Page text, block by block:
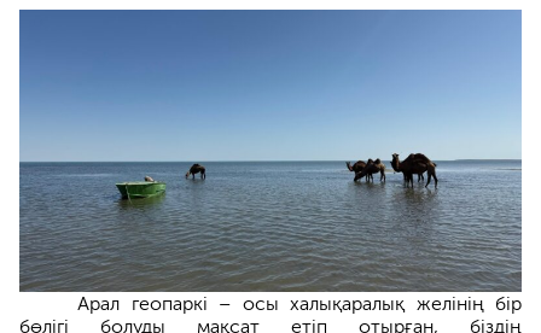
Арал геопаркі – осы халықаралық желінің бір
бөлігі болуды мақсат етіп отырған, біздің